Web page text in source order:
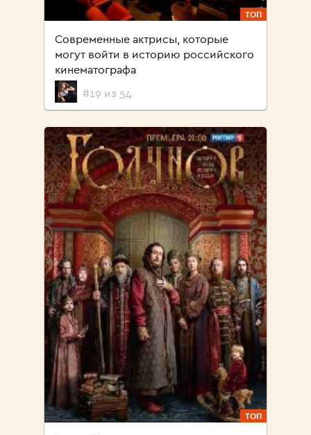
ТОП
Современные актрисы, которые
могут войти в историю российского
кинематографа
#19 из 54
ТОП